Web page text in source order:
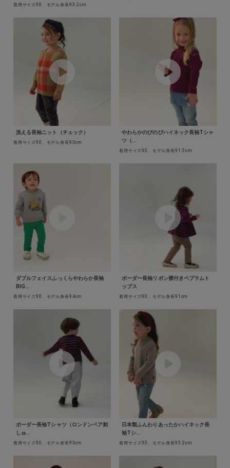
着用サイズ90、モデル身長93.2cm
洗える長袖ニット（チェック）
着用サイズ90、モデル身長93cm
やわらかのびのびハイネック長袖Tシャ
ツ（...
着用サイズ90、モデル身長91.5cm
ダブルフェイスふっくらやわらか長袖
BIG...
着用サイズ90、モデル身長94cm
ボーダー長袖リボン襟付きペプラムト
ップス
着用サイズ90、モデル身長91cm
ボーダー長袖Tシャツ（ロンドンベア刺
しゅ...
着用サイズ90、モデル身長93cm
日本製ふんわりあったかハイネック長
袖Tシ...
着用サイズ90、モデル身長93.2cm